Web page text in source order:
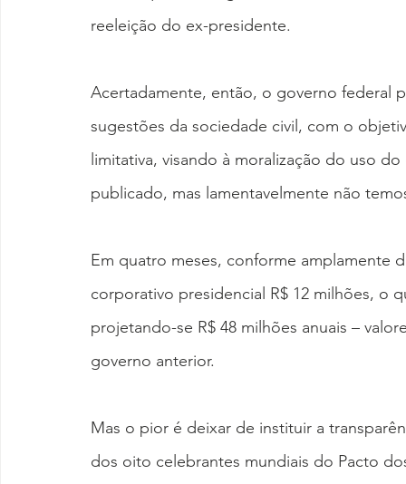
reeleição do ex-presidente.
Acertadamente, então, o governo federal
sugestões da sociedade civil, com o
limitativa, visando à moralização do uso
publicado, mas lamentavelmente não
Em quatro meses, conforme
corporativo presidencial R$ 12 milhões, o
projetando-se R$ 48 milhões anuais –
governo anterior.
Mas o pior é deixar de instituir a
dos oito celebrantes mundiais do Pacto